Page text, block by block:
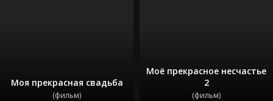
Моя прекрасная свадьба
(фильм)
Моё прекрасное несчастье
2
(фильм)